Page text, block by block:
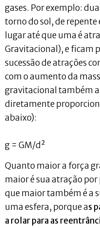
gases. Por exemplo:
torno do sol, de repente
lugar até que uma é
Gravitacional), e ficam
sucessão de atrações
com o aumento da
gravitacional também
diretamente
abaixo):
g = GM/d²
Quanto maior a força
maior é sua atração
que maior também é a
uma esfera, porque as
a rolar para as